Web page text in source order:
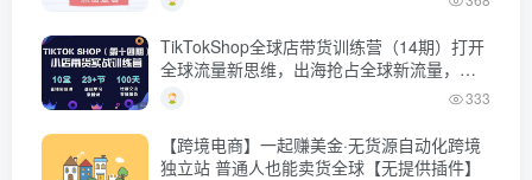
TikTokShop全球店带货训练营（14期）打开
全球流量新思维，出海抢占全球新流量，一
店卖全球
333
【跨境电商】一起赚美金·无货源自动化跨境
独立站 普通人也能卖货全球【无提供插件】